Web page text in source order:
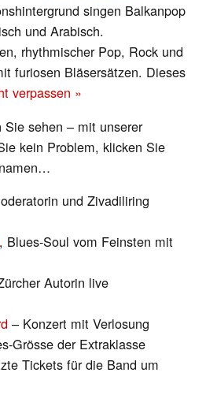
singen Balkanpop
und Arabisch.
rhythmischer Pop, Rock und
furiosen Bläsersätzen. Dieses
verpassen »
sehen – mit unserer
kein Problem, klicken Sie
und Zivadiliring
, Blues-Soul vom Feinsten mit
Autorin live
– Konzert mit Verlosung
Grösse der Extraklasse
Tickets für die Band um